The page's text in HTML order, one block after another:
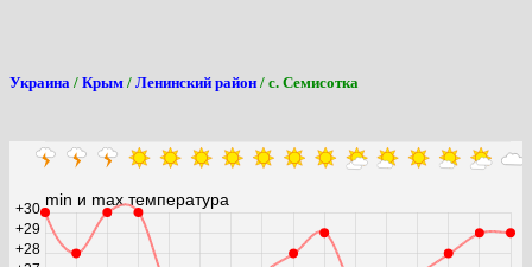
Украина / Крым / Ленинский район / с. Семисотка
min и max температура
+28
+29
+30